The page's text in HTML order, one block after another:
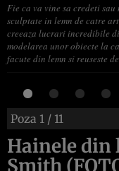
Fie ca va vine sa credeti
sculptate in lemn de catre
creeaza lucrari incredibile
modelarea unor obiecte la
facute din lemn si reuseste
Poza 1 / 11
Hainele din
Smith